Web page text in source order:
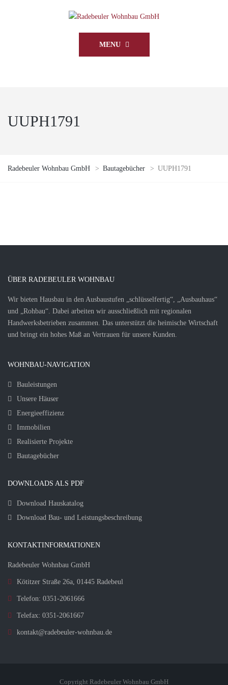
MENU
UUPH1791
Radebeuler Wohnbau GmbH > Bautagebücher > UUPH1791
ÜBER RADEBEULER WOHNBAU
Wir bieten Hausbau in den Ausbaustufen „schlüsselfertig“, „Ausbauhaus“
und „Rohbau“. Dabei arbeiten wir ausschließlich mit regionalen
Handwerksbetrieben zusammen. Das unterstützt die heimische Wirtschaft
und bringt ein hohes Maß an Vertrauen für unsere Kunden.
WOHNBAU-NAVIGATION
Bauleistungen
Unsere Häuser
Energieeffizienz
Immobilien
Realisierte Projekte
Bautagebücher
DOWNLOADS ALS PDF
Download Hauskatalog
Download Bau- und Leistungsbeschreibung
KONTAKTINFORMATIONEN
Radebeuler Wohnbau GmbH
Kötitzer Straße 26a, 01445 Radebeul
Telefon: 0351-2061666
Telefax: 0351-2061667
kontakt@radebeuler-wohnbau.de
Copyright Radebeuler Wohnbau GmbH